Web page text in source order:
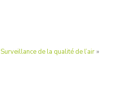
Surveillance de la qualité de l’air »